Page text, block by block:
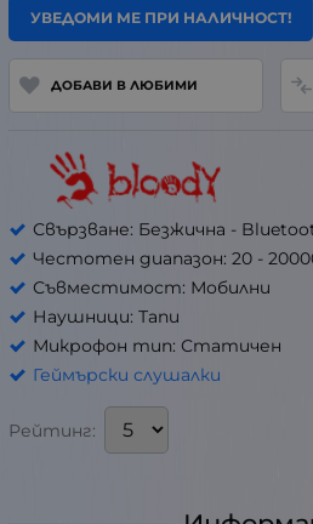
УВЕДОМИ МЕ ПРИ НАЛИЧНОСТ!
ДОБАВИ В ЛЮБИМИ
Свързване: Безжична -
Честотен диапазон: 20 -
Съвместимост: Мобилни
Наушници: Тапи
Микрофон тип: Статичен
Геймърски слушалки
Рейтинг: